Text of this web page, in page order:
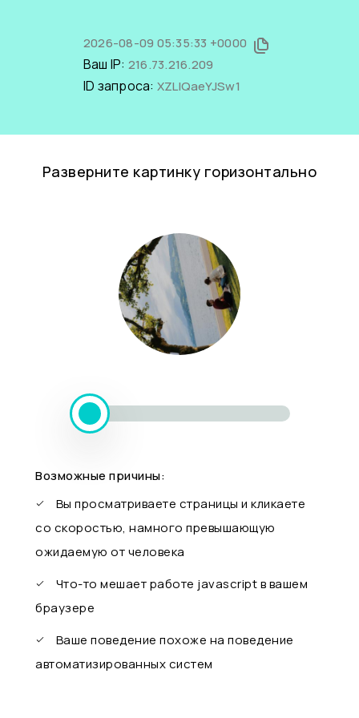
2026-08-09 05:35:33 +0000
Ваш IP: 216.73.216.209
ID запроса: XZLIQaeYJSw1
Разверните картинку горизонтально
Возможные причины:
Вы просматриваете страницы и кликаете
со скоростью, намного превышающую
ожидаемую от человека
Что-то мешает работе javascript в вашем
браузере
Ваше поведение похоже на поведение
автоматизированных систем